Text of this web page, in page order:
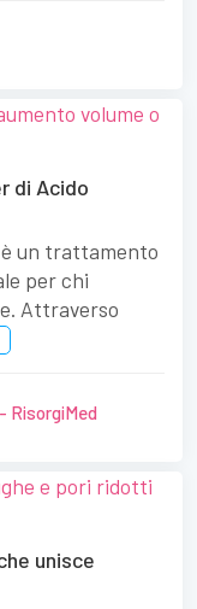
di Acido
è un trattamento
per chi
Attraverso
RisorgiMed
unisce